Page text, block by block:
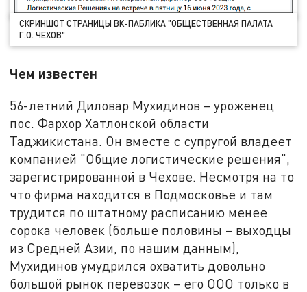
СКРИНШОТ СТРАНИЦЫ ВК-ПАБЛИКА "ОБЩЕСТВЕННАЯ ПАЛАТА
Г.О. ЧЕХОВ"
Чем известен
56-летний Диловар Мухидинов – уроженец
пос. Фархор Хатлонской области
Таджикистана. Он вместе с супругой владеет
компанией "Общие логистические решения",
зарегистрированной в Чехове. Несмотря на то
что фирма находится в Подмосковье и там
трудится по штатному расписанию менее
сорока человек (больше половины – выходцы
из Средней Азии, по нашим данным),
Мухидинов умудрился охватить довольно
большой рынок перевозок – его ООО только в